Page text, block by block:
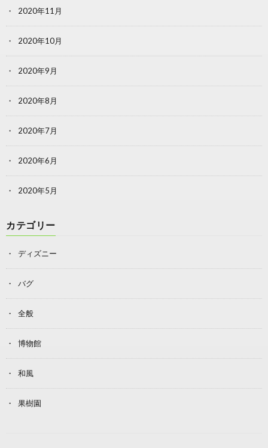
2020年11月
2020年10月
2020年9月
2020年8月
2020年7月
2020年6月
2020年5月
カテゴリー
ディズニー
バグ
全般
博物館
和風
果樹園